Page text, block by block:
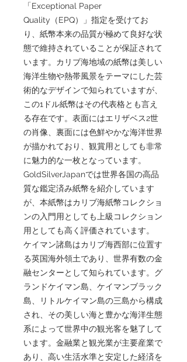
「Exceptional Paper
Quality（EPQ）」指定を受けてお
り、紙幣本来の品質が極めて良好な状
態で維持されていることが保証されて
います。カリブ海地域の紙幣は美しい
海洋生物や熱帯風景をテーマにした芸
術的なデザインで知られていますが、
この1ドル紙幣はその代表格とも言え
る存在です。表面にはエリザベス2世
の肖像、裏面には色鮮やかな海洋世界
が描かれており、観賞用としても非常
に魅力的な一枚となっています。
GoldSilverJapanでは世界各国の高品
質な鑑定済み紙幣を紹介しています
が、本紙幣はカリブ海紙幣コレクショ
ンの入門用としても上級コレクション
用としても高く評価されています。
ケイマン諸島はカリブ海西部に位置す
る英国海外領土であり、世界有数の金
融センターとして知られています。グ
ランドケイマン島、ケイマンブラック
島、リトルケイマン島の三島から構成
され、その美しい海と豊かな海洋生態
系によって世界中の観光客を魅了して
います。金融業と観光業が主要産業で
あり、高い生活水準と安定した経済を